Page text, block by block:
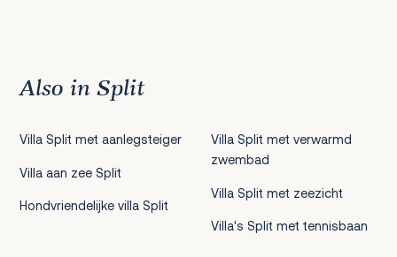
Also in Split
Villa Split met aanlegsteiger
Villa aan zee Split
Hondvriendelijke villa Split
Villa Split met verwarmd
zwembad
Villa Split met zeezicht
Villa's Split met tennisbaan